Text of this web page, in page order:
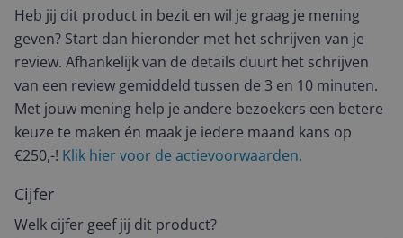
Heb jij dit product in bezit en wil je graag je mening
geven? Start dan hieronder met het schrijven van je
review. Afhankelijk van de details duurt het schrijven
van een review gemiddeld tussen de 3 en 10 minuten.
Met jouw mening help je andere bezoekers een betere
keuze te maken én maak je iedere maand kans op
€250,-! Klik hier voor de actievoorwaarden.
Cijfer
Welk cijfer geef jij dit product?